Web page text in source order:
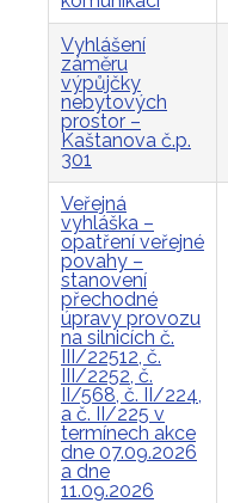
Vyhlášení
záměru
výpůjčky
nebytových
prostor –
Kaštanova č.p.
301
Veřejná
vyhláška –
opatření veřejné
povahy –
stanovení
přechodné
úpravy provozu
na silnicích č.
III/22512, č.
III/2252, č.
II/568, č. II/224,
a č. II/225 v
termínech akce
dne 07.09.2026
a dne
11.09.2026